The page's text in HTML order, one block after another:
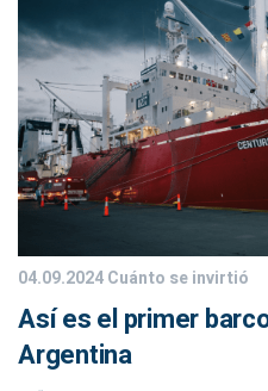
04.09.2024Cuánto se invirtió
Así es el primer
Argentina